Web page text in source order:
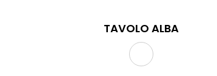
TAVOLO ALBA